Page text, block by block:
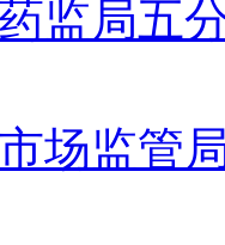
监局五
场监管